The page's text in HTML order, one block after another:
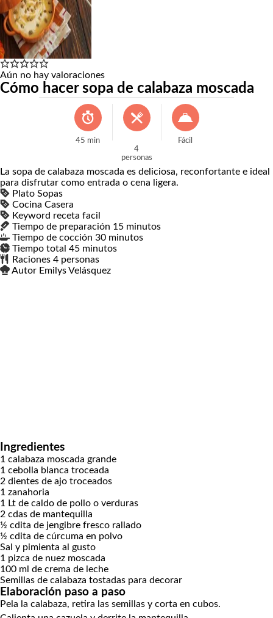
Aún no hay valoraciones
Cómo hacer sopa de calabaza moscada
45 min
4
personas
Fácil
La sopa de calabaza moscada es deliciosa, reconfortante e ideal
para disfrutar como entrada o cena ligera.
Plato Sopas
Cocina Casera
Keyword receta facil
Tiempo de preparación 15 minutos
minutos
Tiempo de cocción 30 minutos
minutos
Tiempo total 45 minutos
minutos
Raciones 4 personas
Autor Emilys Velásquez
Ingredientes
1 calabaza moscada grande
1 cebolla blanca troceada
2 dientes de ajo troceados
1 zanahoria
1 Lt de caldo de pollo o verduras
2 cdas de mantequilla
½ cdita de jengibre fresco rallado
½ cdita de cúrcuma en polvo
Sal y pimienta al gusto
1 pizca de nuez moscada
100 ml de crema de leche
Semillas de calabaza tostadas para decorar
Elaboración paso a paso
Pela la calabaza, retira las semillas y corta en cubos.